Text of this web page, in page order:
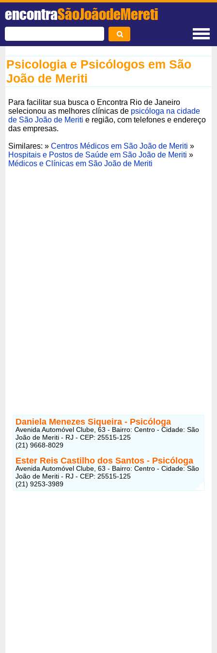
encontraSãoJoãodeMereti
Psicologia e Psicólogos em São
João de Meriti
Para facilitar sua busca o Encontra Rio de Janeiro
selecionou as melhores clínicas de psicóloga na cidade
de São João de Meriti e região, com telefones e endereço
das empresas.
Similares: »Centros Médicos em São João de Meriti »
Hospitais e Postos de Saúde em São João de Meriti »
Médicos e Clínicas em São João de Meriti
Daniela Menezes Siqueira - Psicóloga
Avenida Automóvel Clube, 63 - Bairro: Centro - Cidade: São
João de Meriti - RJ - CEP: 25515-125
(21) 9668-8029
Ester Reis Castilho dos Santos - Psicóloga
Avenida Automóvel Clube, 63 - Bairro: Centro - Cidade: São
João de Meriti - RJ - CEP: 25515-125
(21) 9253-3989